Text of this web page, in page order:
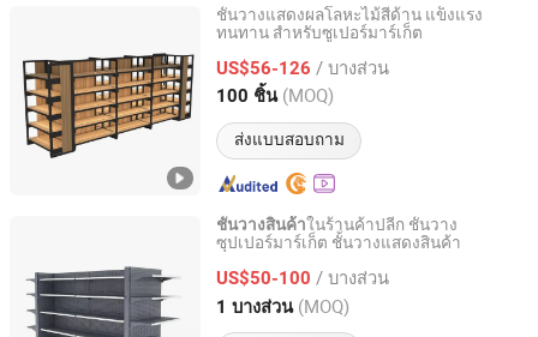
ชั้นวางแสดงผลโลหะไม้สี่ด้าน แข็งแรง
ทนทาน สำหรับซูเปอร์มาร์เก็ต
US$56-126 / บางส่วน
100 ชิ้น (MOQ)
ส่งแบบสอบถาม
Suzhou Highbright Store Fixtures Co., Ltd.
Jiangsu, China อัตราจาก 2012
ชั้นวางสินค้าในร้านค้าปลีก ชั้นวาง
ซุปเปอร์มาร์เก็ต ชั้นวางแสดงสินค้า
US$50-100 / บางส่วน
1 บางส่วน (MOQ)
Suzhou Sigmetal Business Equipment Co., Ltd.
Jiangsu, China อัตราจาก 2022